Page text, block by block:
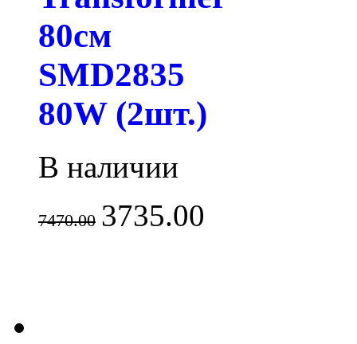
80см
SMD2835
80W (2шт.)
В наличии
7470.00 3735.00